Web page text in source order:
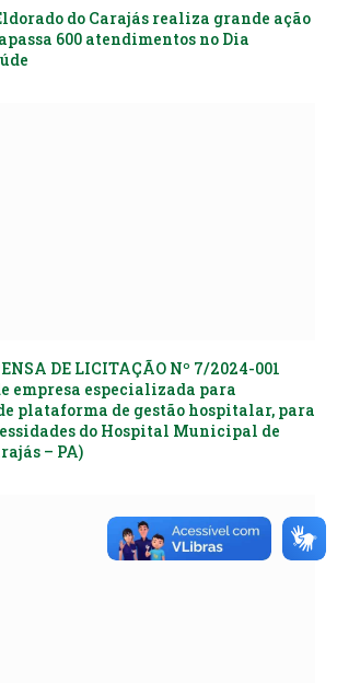
do Carajás realiza grande ação
600 atendimentos no Dia
DE LICITAÇÃO Nº 7/2024-001
empresa especializada para
plataforma de gestão hospitalar, para
do Hospital Municipal de
– PA)